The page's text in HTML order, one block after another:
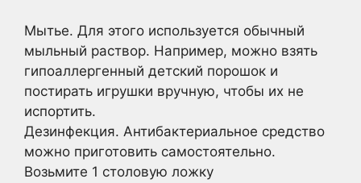
Мытье. Для этого используется обычный
мыльный раствор. Например, можно взять
гипоаллергенный детский порошок и
постирать игрушки вручную, чтобы их не
испортить.
Дезинфекция. Антибактериальное средство
можно приготовить самостоятельно.
Возьмите 1 столовую ложку